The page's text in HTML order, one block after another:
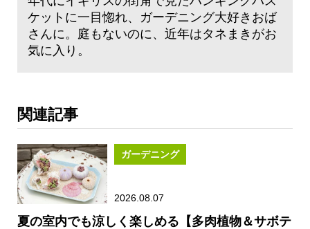
ケットに一目惚れ、ガーデニング大好きおば
さんに。庭もないのに、近年はタネまきがお
気に入り。
関連記事
ガーデニング
2026.08.07
夏の室内でも涼しく楽しめる【多肉植物＆サボテ